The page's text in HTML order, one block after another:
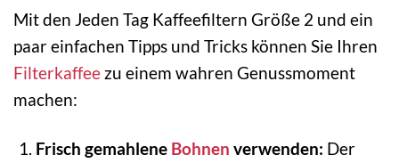
Mit den Jeden Tag Kaffeefiltern Größe 2 und ein
paar einfachen Tipps und Tricks können Sie Ihren
Filterkaffee zu einem wahren Genussmoment
machen:
Frisch gemahlene Bohnen verwenden: Der